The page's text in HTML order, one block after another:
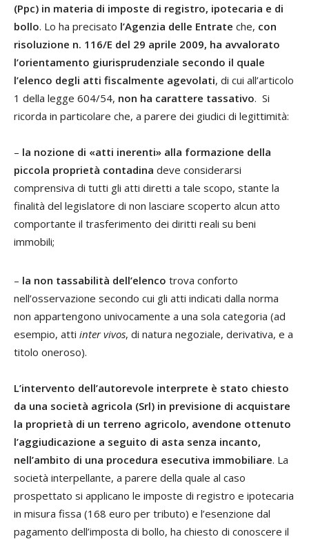
(Ppc) in materia di imposte di registro, ipotecaria e di
bollo. Lo ha precisato l’Agenzia delle Entrate che, con
risoluzione n. 116/E del 29 aprile 2009, ha avvalorato
l’orientamento giurisprudenziale secondo il quale
l’elenco degli atti fiscalmente agevolati, di cui all’articolo
1 della legge 604/54, non ha carattere tassativo. Si
ricorda in particolare che, a parere dei giudici di legittimità:
– la nozione di «atti inerenti» alla formazione della
piccola proprietà contadina deve considerarsi
comprensiva di tutti gli atti diretti a tale scopo, stante la
finalità del legislatore di non lasciare scoperto alcun atto
comportante il trasferimento dei diritti reali su beni
immobili;
– la non tassabilità dell’elenco trova conforto
nell’osservazione secondo cui gli atti indicati dalla norma
non appartengono univocamente a una sola categoria (ad
esempio, atti inter vivos, di natura negoziale, derivativa, e a
titolo oneroso).
L’intervento dell’autorevole interprete è stato chiesto
da una società agricola (Srl) in previsione di acquistare
la proprietà di un terreno agricolo, avendone ottenuto
l’aggiudicazione a seguito di asta senza incanto,
nell’ambito di una procedura esecutiva immobiliare. La
società interpellante, a parere della quale al caso
prospettato si applicano le imposte di registro e ipotecaria
in misura fissa (168 euro per tributo) e l’esenzione dal
pagamento dell’imposta di bollo, ha chiesto di conoscere il